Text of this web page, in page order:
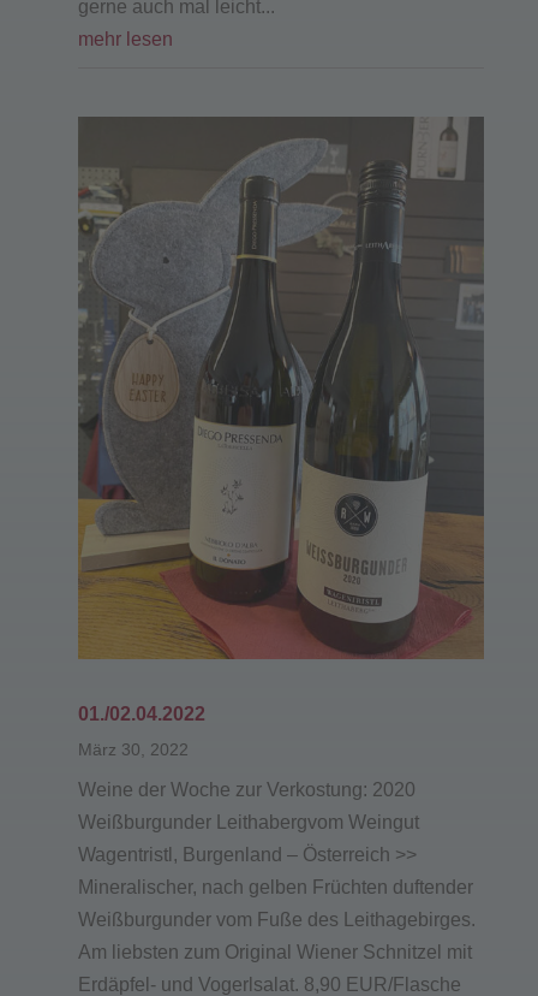
gerne auch mal leicht...
mehr lesen
01./02.04.2022
März 30, 2022
Weine der Woche zur Verkostung: 2020
Weißburgunder Leithabergvom Weingut
Wagentristl, Burgenland – Österreich >>
Mineralischer, nach gelben Früchten duftender
Weißburgunder vom Fuße des Leithagebirges.
Am liebsten zum Original Wiener Schnitzel mit
Erdäpfel- und Vogerlsalat. 8,90 EUR/Flasche